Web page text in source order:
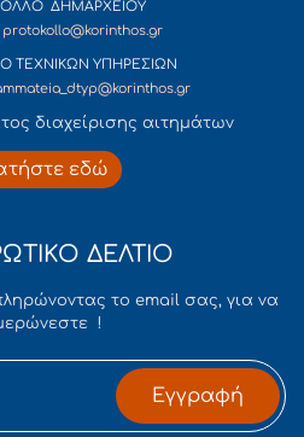
ΔΗΜΑΡΧΕΙΟΥ
| protokollo@korinthos.gr
ΤΕΧΝΙΚΩΝ ΥΠΗΡΕΣΙΩΝ
διαχείρισης αιτημάτων
εδώ
ΔΕΛΤΙΟ
το email σας, για να
!
Εγγραφή